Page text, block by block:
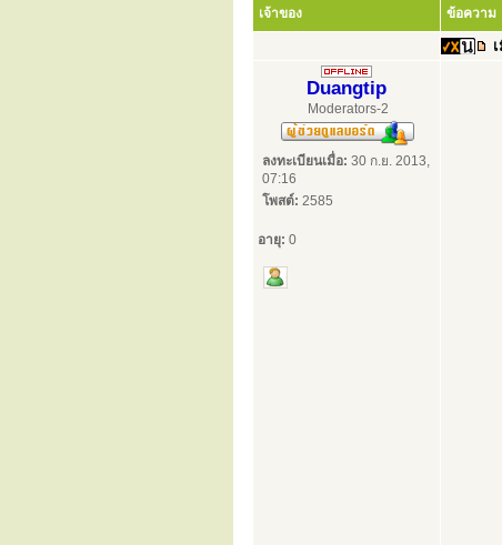
เจ้าของ ข้อความ
Duangtip
Moderators-2
ลงทะเบียนเมื่อ: 30 ก.ย. 2013,
07:16
โพสต์: 2585
อายุ: 0